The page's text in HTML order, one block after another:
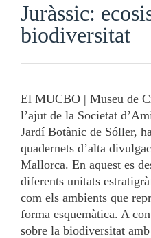
Juràssic:
biodiversitat
El MUCBO | Museu de
l’ajut de la Societat
Jardí Botànic de Sóller,
quadernets d’alta
Mallorca. En aquest es
diferents unitats
com els ambients que
forma esquemàtica. A
sobre la biodiversitat